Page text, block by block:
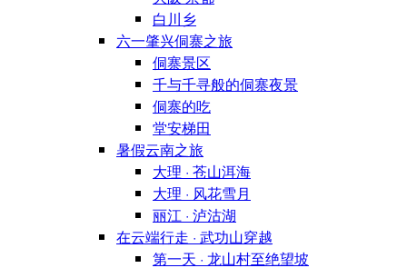
白川乡
六一肇兴侗寨之旅
侗寨景区
千与千寻般的侗寨夜景
侗寨的吃
堂安梯田
暑假云南之旅
大理 · 苍山洱海
大理 · 风花雪月
丽江 · 泸沽湖
在云端行走 · 武功山穿越
第一天 · 龙山村至绝望坡